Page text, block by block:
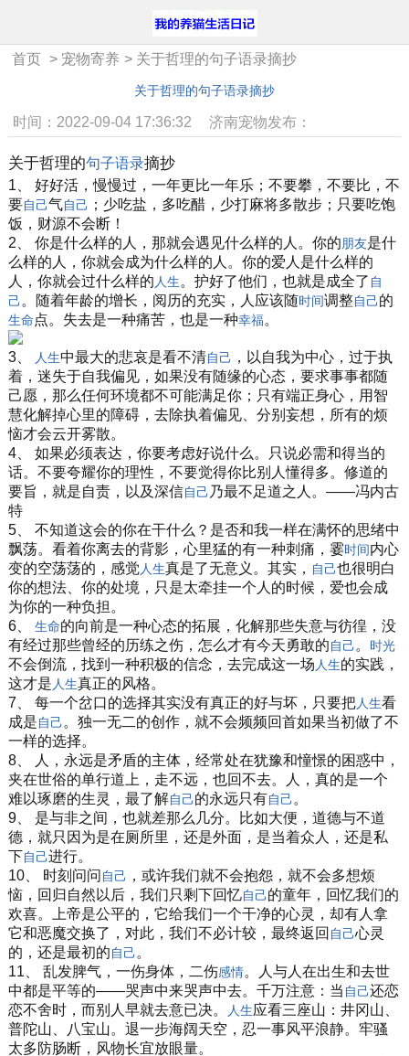
首页 > 宠物寄养 > 关于哲理的句子语录摘抄
关于哲理的句子语录摘抄
时间：2022-09-04 17:36:32 济南宠物发布：
关于哲理的句子语录摘抄
1、 好好活，慢慢过，一年更比一年乐；不要攀，不要比，不
要自己气自己 ；少吃盐，多吃醋，少打麻将多散步；只要吃饱
饭，财源不会断！
2、 你是什么样的人，那就会遇见什么样的人。你的朋友是什
么样的人，你就会成为什么样的人。你的爱人是什么样的
人，你就会过什么样的 人生。护好了他们，也就是成全了 自
己。随着年龄的增长，阅历的充实，人应该随时间调整自己的
生命点。失去是一种痛苦，也是一种幸福。
3、 人生中最大的悲哀是看不清自己 ，以自我为中心，过于执
着，迷失于自我偏见，如果没有随缘的心态，要求事事都随
己愿，那么任何环境都不可能满足你；只有端正身心，用智
慧化解掉心里的障碍，去除执着偏见、分别妄想，所有的烦
恼才会云开雾散。
4、 如果必须表达，你要考虑好说什么。只说必需和得当的
话。不要夸耀你的理性，不要觉得你比别人懂得多。修道的
要旨，就是自责，以及深信自己乃最不足道之人。——冯内古
特
5、 不知道这会的你在干什么？是否和我一样在满怀的思绪中
飘荡。看着你离去的背影，心里猛的有一种刺痛，霎时间内心
变的空荡荡的，感觉人生真是了无意义。其实， 自己也很明白
你的想法、你的处境，只是太牵挂一个人的时候，爱也会成
为你的一种负担。
6、 生命的向前是一种心态的拓展，化解那些失意与彷徨，没
有经过那些曾经的历练之伤，怎么才有今天勇敢的自己。 时光
不会倒流，找到一种积极的信念，去完成这一场 人生的实践，
这才是 人生真正的风格。
7、 每一个岔口的选择其实没有真正的好与坏，只要把人生看
成是自己。独一无二的创作，就不会频频回首如果当初做了不
一样的选择。
8、 人，永远是矛盾的主体，经常处在犹豫和憧憬的困惑中，
夹在世俗的单行道上，走不远，也回不去。人，真的是一个
难以琢磨的生灵，最了解自己的永远只有自己。
9、 是与非之间，也就差那么几分。比如大便，道德与不道
德，就只因为是在厕所里，还是外面，是当着众人，还是私
下自己进行。
10、 时刻问问 自己 ，或许我们就不会抱怨，就不会多想烦
恼，回归自然以后，我们只剩下回忆自己的童年，回忆我们的
欢喜。上帝是公平的，它给我们一个干净的心灵，却有人拿
它和恶魔交换了，对此，我们不必计较，最终返回 自己心灵
的，还是最初的自己。
11、 乱发脾气，一伤身体，二伤感情。人与人在出生和去世
中都是平等的——哭声中来哭声中去。千万注意：当 自己还恋
恋不舍时，而别人早就去意已决。
人生应看三座山：井冈山、
普陀山、八宝山。退一步海阔天空，忍一事风平浪静。牢骚
太多防肠断，风物长宜放眼量。